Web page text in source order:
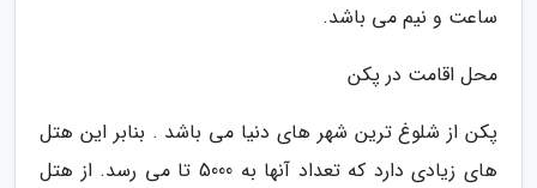
ساعت و نیم می باشد.
محل اقامت در پکن
پکن از شلوغ ترین شهر های دنیا می باشد . بنابر این هتل
های زیادی دارد که تعداد آنها به 5000 تا می رسد. از هتل